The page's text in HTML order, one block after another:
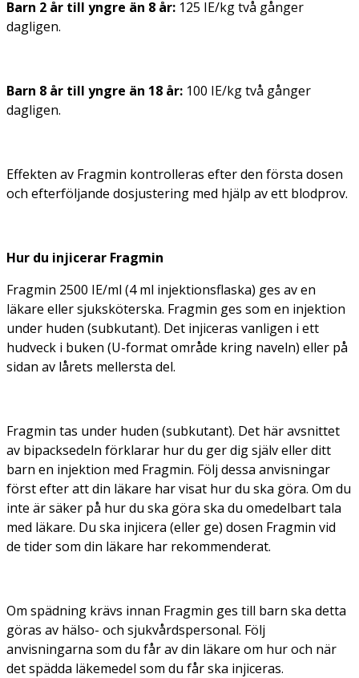
Barn 2 år till yngre än 8 år: 125 IE/kg två gånger
dagligen.
Barn 8 år till yngre än 18 år: 100 IE/kg två gånger
dagligen.
Effekten av Fragmin kontrolleras efter den första dosen
och efterföljande dosjustering med hjälp av ett blodprov.
Hur du injicerar Fragmin
Fragmin 2500 IE/ml (4 ml injektionsflaska) ges av en
läkare eller sjuksköterska. Fragmin ges som en injektion
under huden (subkutant). Det injiceras vanligen i ett
hudveck i buken (U-format område kring naveln) eller på
sidan av lårets mellersta del.
Fragmin tas under huden (subkutant). Det här avsnittet
av bipacksedeln förklarar hur du ger dig själv eller ditt
barn en injektion med Fragmin. Följ dessa anvisningar
först efter att din läkare har visat hur du ska göra. Om du
inte är säker på hur du ska göra ska du omedelbart tala
med läkare. Du ska injicera (eller ge) dosen Fragmin vid
de tider som din läkare har rekommenderat.
Om spädning krävs innan Fragmin ges till barn ska detta
göras av hälso- och sjukvårdspersonal. Följ
anvisningarna som du får av din läkare om hur och när
det spädda läkemedel som du får ska injiceras.